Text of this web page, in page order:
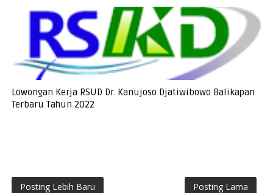
Lowongan Kerja RSUD Dr. Kanujoso Djatiwibowo Balikapan
Terbaru Tahun 2022
Posting Lebih Baru Posting Lama